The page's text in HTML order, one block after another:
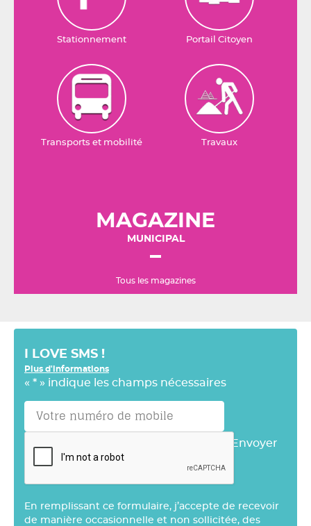
Stationnement Portail Citoyen
Transports et mobilité Travaux
MAGAZINE
MUNICIPAL
Tous les magazines
I LOVE SMS !
Plus d'informations
« * » indique les champs nécessaires
Envoyer
En remplissant ce formulaire, j’accepte de recevoir
de manière occasionnelle et non sollicitée, des